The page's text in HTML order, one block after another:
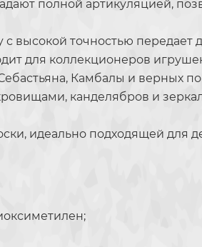
полной артикуляцией,
высокой точностью передает
для коллекционеров
Камбалы и верных
канделябров и
идеально подходящей для